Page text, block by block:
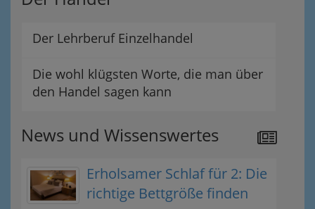
Der Lehrberuf Einzelhandel
Die wohl klügsten Worte, die man über
den Handel sagen kann
News und Wissenswertes
Erholsamer Schlaf für 2: Die
richtige Bettgröße finden